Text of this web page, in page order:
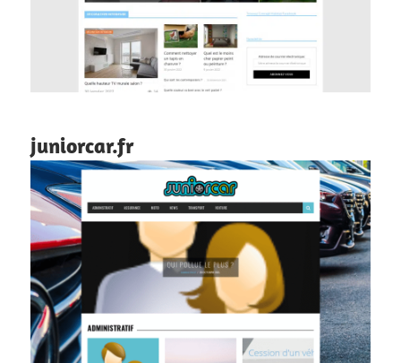
juniorcar.fr